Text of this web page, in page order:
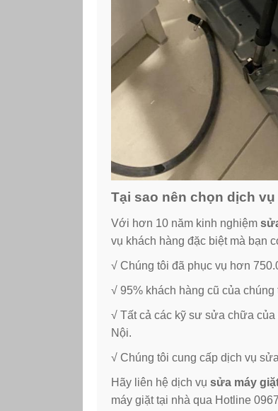
Tại sao nên chọn dịch
Với hơn 10 năm kinh nghiệm
vụ khách hàng đặc biệt mà bạn
√ Chúng tôi đã phục vụ hơn
√ 95% khách hàng cũ của
√ Tất cả các kỹ sư sửa chữa
Nội.
√ Chúng tôi cung cấp dịch vụ
Hãy liên hệ dịch vụ sửa máy
máy giặt tại nhà qua Hotline